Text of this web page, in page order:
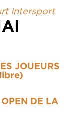
Intersport
JOUEURS
DE LA